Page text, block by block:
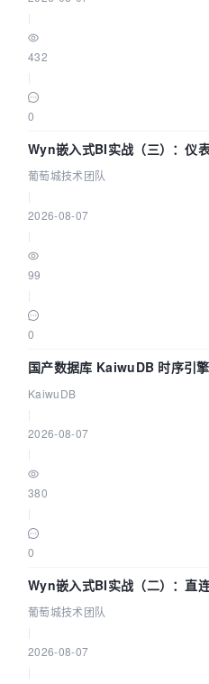
432
0
Wyn嵌入式BI实战（三）：仪
数联动全闭环
葡萄城技术团队
2026-08-07
99
0
国产数据库 KaiwuDB 时序引
技术路径
KaiwuDB
2026-08-07
380
0
Wyn嵌入式BI实战（二）：直
参数为什么不生效？| 葡萄城技
葡萄城技术团队
2026-08-07